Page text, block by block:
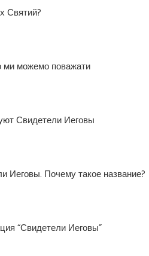
Святий?
ми можемо поважати
Свидетели Иеговы
Иеговы. Почему такое название?
“Свидетели Иеговы”